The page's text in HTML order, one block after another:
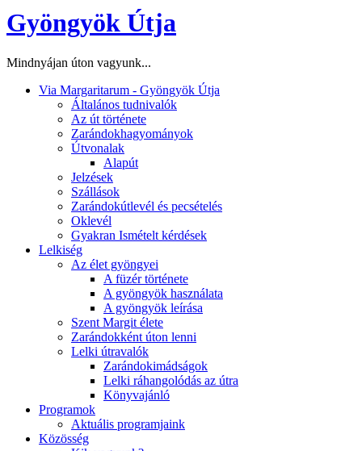
Gyöngyök Útja
Mindnyájan úton vagyunk...
Via Margaritarum - Gyöngyök Útja
Általános tudnivalók
Az út története
Zarándokhagyományok
Útvonalak
Alapút
Jelzések
Szállások
Zarándokútlevél és pecsételés
Oklevél
Gyakran Ismételt kérdések
Lelkiség
Az élet gyöngyei
A füzér története
A gyöngyök használata
A gyöngyök leírása
Szent Margit élete
Zarándokként úton lenni
Lelki útravalók
Zarándokimádságok
Lelki ráhangolódás az útra
Könyvajánló
Programok
Aktuális programjaink
Közösség